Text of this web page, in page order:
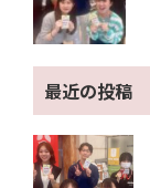
最近の投稿